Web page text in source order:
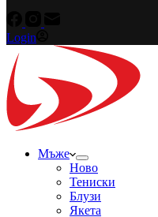
Login
Мъже
Ново
Тениски
Блузи
Якета